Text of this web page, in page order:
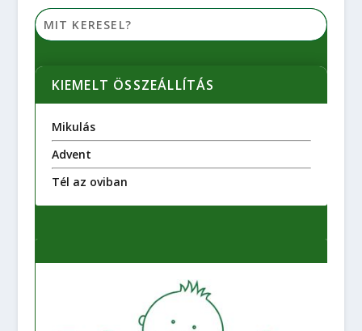
KIEMELT ÖSSZEÁLLÍTÁS
Mikulás
Advent
Tél az oviban